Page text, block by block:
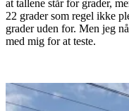
at tallene står for grader,
22 grader som regel ikke
grader uden for. Men jeg
med mig for at teste.